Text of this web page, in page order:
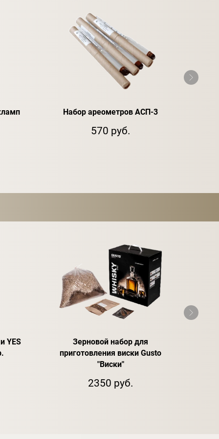
Набор ареометров АСП-3
570 руб.
YES
Зерновой набор для
приготовления виски Gusto
"Виски"
2350 руб.